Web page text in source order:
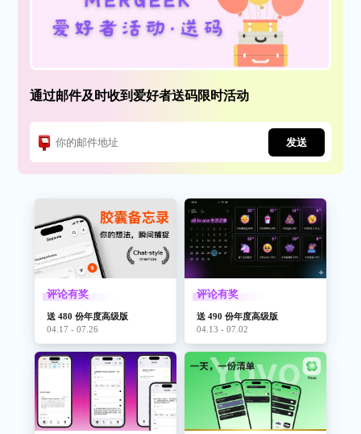
通过邮件及时收到爱好者送码限时活动
发送
评论有奖
送 480 份年度高级版
04.17 - 07.26
评论有奖
送 490 份年度高级版
04.13 - 07.02